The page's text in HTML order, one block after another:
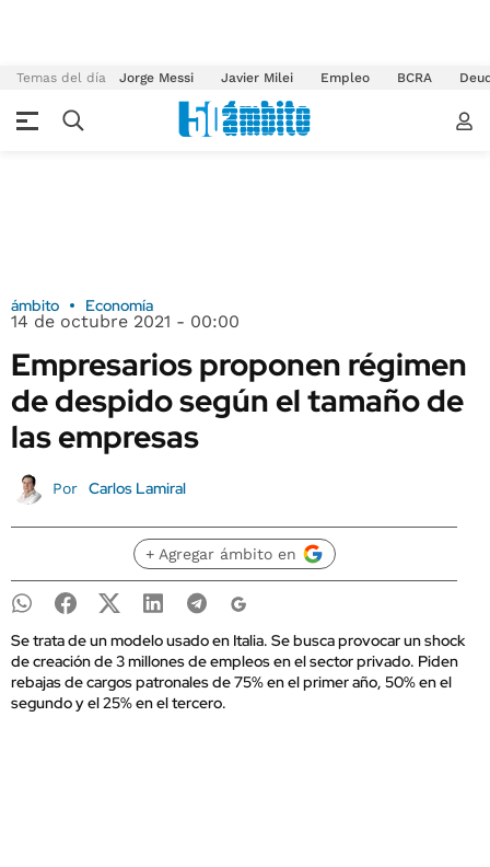
Temas del día Jorge Messi Javier Milei Empleo BCRA
ámbito Economía
14 de octubre 2021 - 00:00
Empresarios proponen régimen
de despido según el tamaño de
las empresas
Por Carlos Lamiral
+ Agregar ámbito en
Se trata de un modelo usado en Italia. Se busca provocar un shock
de creación de 3 millones de empleos en el sector privado. Piden
rebajas de cargos patronales de 75% en el primer año, 50% en el
segundo y el 25% en el tercero.